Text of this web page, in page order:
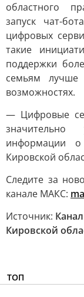
областного
запуск чат-
цифровых
такие
поддержки
семьям лучше
возможностях.
— Цифровые
информации
Кировской
Следите за
канале МАКС:
Источник:
Кировской
ТОП